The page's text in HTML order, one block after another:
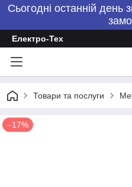
Сьогодні останній день
Електро-Тех
Товари та послуги
–17%